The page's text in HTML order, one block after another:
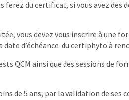
du certificat, si vous avez des
vous devez vous inscrire à une
d’échéance du certiphyto à
QCM ainsi que des sessions de
de 5 ans, par la validation de ses